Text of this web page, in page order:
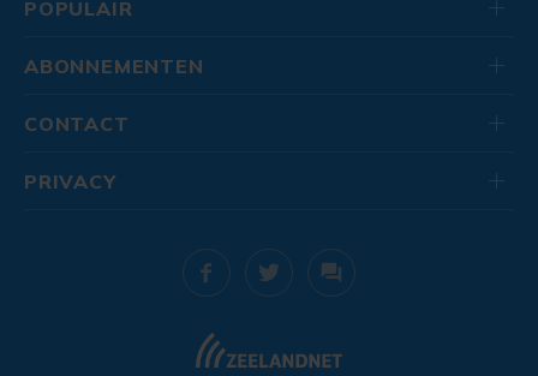
POPULAIR
ABONNEMENTEN
CONTACT
PRIVACY